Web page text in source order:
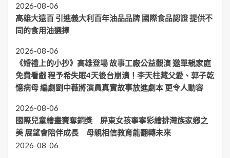
2026-08-06
高雄大遠百 引進義大利百年油品品牌 國際食品認證 提供不
同的食用油選擇
2026-08-06
《婚禮上的小抄》高雄登場 故事工廠公益觀演 邀單親家庭
免費看戲 程予希失眠4天後台崩潰！李天柱藏父愛、郭子乾
憶病母 編劇劉中薇將演員真實故事放進劇本 更令人動容
2026-08-06
國際兒童繪畫賽奪銅獎 屏東女孩寧寧彩繪排灣族家鄉之
美 展望會陪伴成長 母親相信教育能翻轉未來
2026-08-06